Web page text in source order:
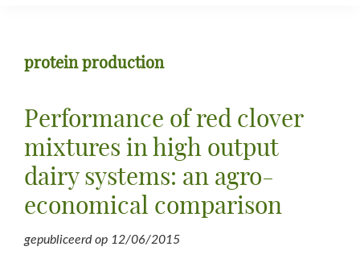
voor
en
Voederbouw
protein production
Performance of red clover
mixtures in high output
dairy systems: an agro-
economical comparison
gepubliceerd op 12/06/2015